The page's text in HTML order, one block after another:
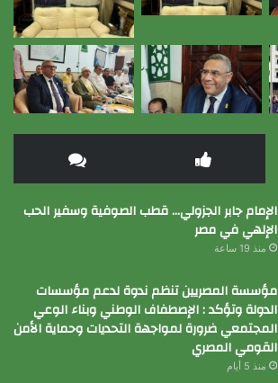
الإمام جابر الجزولي… قطب الصوفية وسفير الحب
الإلهي في مصر
منذ 19 ساعة
مؤسسة المصريين تنظم ندوة لدعم مؤسسات
الدولة وتؤكد : الإصطفاف الوطني وبناء الوعي
المجتمعي ضرورة لمواجهة التحديات وحماية الأمن
القومي المصري
منذ 5 أيام